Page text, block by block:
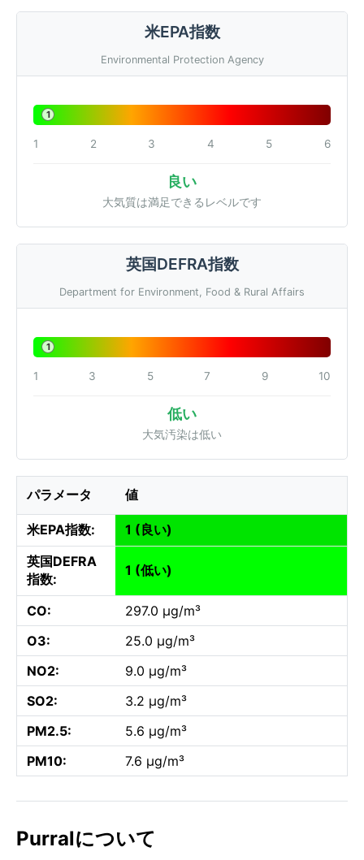
米EPA指数
Environmental Protection Agency
1
1 2 3 4 5 6
良い
大気質は満足できるレベルです
英国DEFRA指数
Department for Environment, Food & Rural Affairs
1
1 3 5 7 9 10
低い
大気汚染は低い
パラメータ 値
米EPA指数:
1 (良い)
英国DEFRA
指数:
1 (低い)
CO:
297.0 µg/m³
O3:
25.0 µg/m³
NO2:
9.0 µg/m³
SO2:
3.2 µg/m³
PM2.5:
5.6 µg/m³
PM10:
7.6 µg/m³
Purralについて